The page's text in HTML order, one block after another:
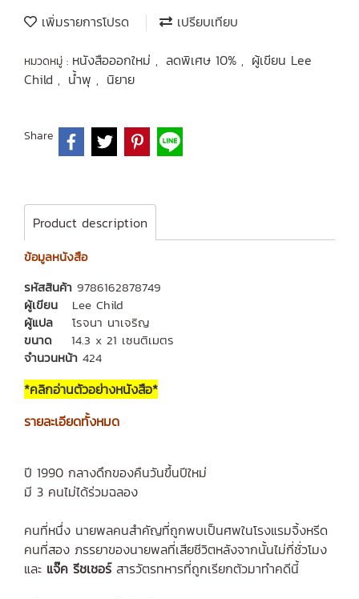
เพิ่มรายการโปรด เปรียบเทียบ
หมวดหมู่ : หนังสือออกใหม่ , ลดพิเศษ 10% , ผู้เขียน Lee
Child , น้ำพุ , นิยาย
Share
Product description
ข้อมูลหนังสือ
รหัสสินค้า 9786162878749
ผู้เขียน
Lee Child
ผู้แปล โรจนา นาเจริญ
ขนาด 14.3 x 21 เซนติเมตร
จำนวนหน้า 424
*คลิกอ่านตัวอย่างหนังสือ*
รายละเอียดทั้งหมด
ปี 1990 กลางดึกของคืนวันขึ้นปีใหม่
มี 3 คนไม่ได้ร่วมฉลอง
คนที่หนึ่ง นายพลคนสำคัญที่ถูกพบเป็นศพในโรงแรมจิ้งหรีด
คนที่สอง ภรรยาของนายพลที่เสียชีวิตหลังจากนั้นไม่กี่ชั่วโมง
และ แจ๊ค รีชเชอร์สารวัตรทหารที่ถูกเรียกตัวมาทำคดีนี้